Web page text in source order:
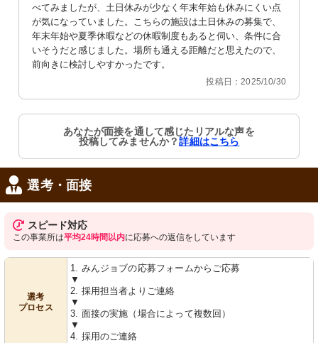
べてみましたが、土日休みが少なく年末年始も休みにくい点
が気になっていました。こちらの施設は土日休みの募集で、
年末年始や夏季休暇などの休暇制度もあると伺い、条件に合
いそうだと感じました。場所も通える距離だと思えたので、
前向きに検討しやすかったです。
投稿日：2025/10/30
あなたが面接を通して感じたリアルな声を
投稿してみませんか？詳細はこちら
選考・面接
スピード対応
この事業所は平均24時間以内に応募への返信をしています
選考
プロセス
1. みんジョブの応募フォームからご応募
▼
2. 採用担当者よりご連絡
▼
3. 面接の実施（場合によって複数回）
▼
4. 採用のご連絡